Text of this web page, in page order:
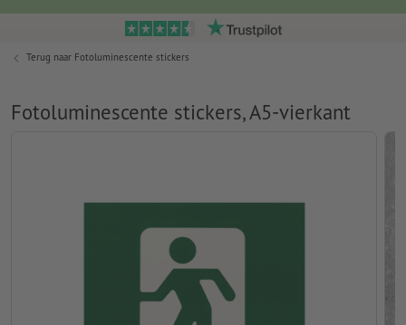
Terug naar Fotoluminescente stickers
Fotoluminescente stickers, A5-vierkant